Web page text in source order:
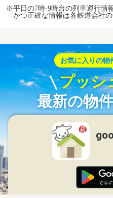
※平日の7時-9時台の列車運行情
かつ正確な情報は各鉄道会社
お気に入りの物
プッシ
最新の物